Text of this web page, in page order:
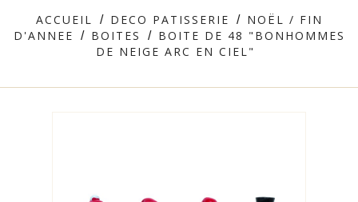
ACCUEIL DECO PATISSERIE
NOËL / FIN
D'ANNEE
BOITES
BOITE DE 48 "BONHOMMES
DE NEIGE ARC EN CIEL"